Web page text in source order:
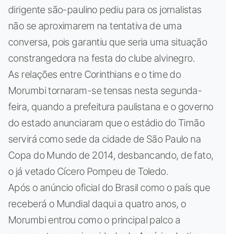
dirigente são-paulino pediu para os jornalistas
não se aproximarem na tentativa de uma
conversa, pois garantiu que seria uma situação
constrangedora na festa do clube alvinegro.
As relações entre Corinthians e o time do
Morumbi tornaram-se tensas nesta segunda-
feira, quando a prefeitura paulistana e o governo
do estado anunciaram que o estádio do Timão
servirá como sede da cidade de São Paulo na
Copa do Mundo de 2014, desbancando, de fato,
o já vetado Cícero Pompeu de Toledo.
Após o anúncio oficial do Brasil como o país que
receberá o Mundial daqui a quatro anos, o
Morumbi entrou como o principal palco a